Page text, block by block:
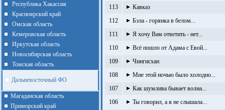
Республика Хакассия
Красноярский край
Омская область
Кемеровская область
Иркутская область
Новосибирская область
Томская область
Дальневосточный ФО
Магаданская область
Приморский край
113
Кавказ
112
Бэла - горянка в белом...
111
Я хочу Вам ответить - нет...
110
Всё пошло от Адама с Евой...
109
Чингисхан
108
Мне этой ночью было холодно...
107
Как шумлива бывает волна...
106
Ты говорил, а я не слышала...